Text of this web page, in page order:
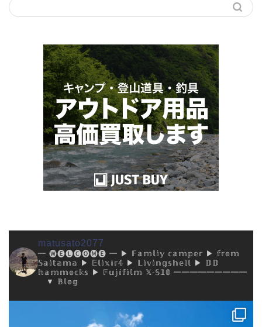
matusato2077
━ 🅦🅔🅛🅒🅞🅜🅔 ━ ▶︎ 𝔽𝕒𝕞𝕝𝕚𝕪 𝕔𝕒𝕞𝕡𝕖𝕣 ▶︎ 𝕗𝕣𝕠𝕞
𝕊𝕒𝕚𝕥𝕒𝕞𝕒 ▶︎ 𝔼𝕝𝕚𝕩𝕚𝕣𝟜 ▶︎ 𝕃𝕚𝕧𝕚𝕟𝕘𝕤𝕙𝕖𝕝𝕝 ▶︎ 𝔻𝔻
𝕙𝕒𝕞𝕞𝕠𝕔𝕜𝕤 ▶︎ 𝔽𝕦𝕛𝕚𝕗𝕚𝕝𝕞 𝕏-𝕊𝟙𝟘 ━━━━━━━━━
▼ 𝔹𝕝𝕠𝕘